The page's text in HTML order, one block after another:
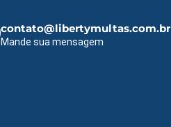
contato@libertymultas.com.br
Mande sua mensagem